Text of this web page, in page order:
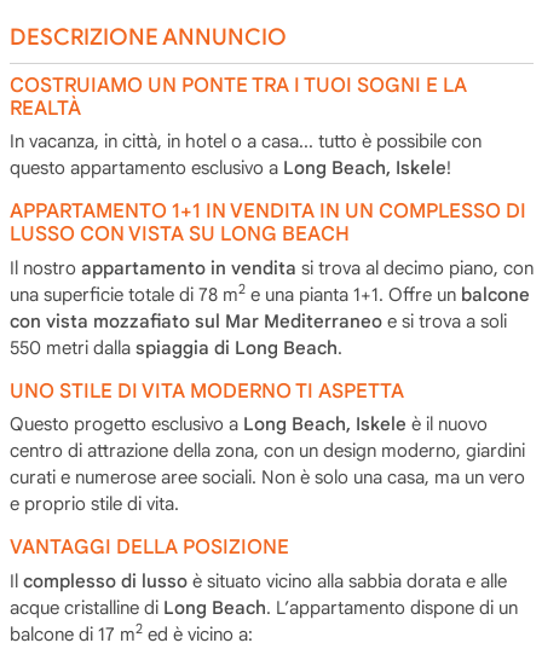
DESCRIZIONE ANNUNCIO
COSTRUIAMO UN PONTE TRA I TUOI SOGNI E LA
REALTÀ
In vacanza, in città, in hotel o a casa... tutto è possibile con
questo appartamento esclusivo a Long Beach, Iskele!
APPARTAMENTO 1+1 IN VENDITA IN UN COMPLESSO DI
LUSSO CON VISTA SU LONG BEACH
Il nostro appartamento in vendita si trova al decimo piano, con
una superficie totale di 78 m2e una pianta 1+1. Offre un balcone
con vista mozzafiato sul Mar Mediterraneoe si trova a soli
550 metri dalla spiaggia di Long Beach.
UNO STILE DI VITA MODERNO TI ASPETTA
Questo progetto esclusivo a Long Beach, Iskele è il nuovo
centro di attrazione della zona, con un design moderno, giardini
curati e numerose aree sociali. Non è solo una casa, ma un vero
e proprio stile di vita.
VANTAGGI DELLA POSIZIONE
Il complesso di lussoè situato vicino alla sabbia dorata e alle
acque cristalline di Long Beach. L’appartamento dispone di un
balcone di 17 m2ed è vicino a: